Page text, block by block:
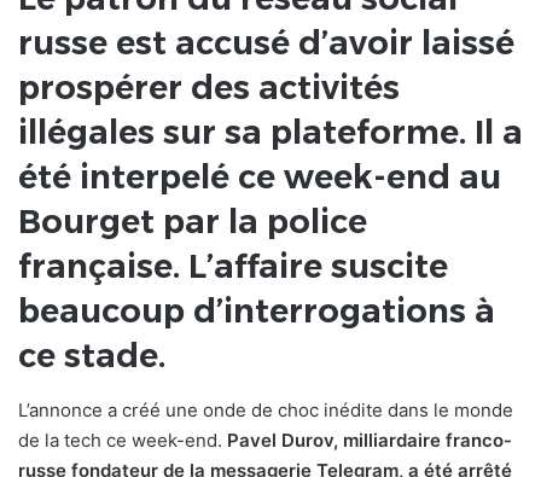
russe est accusé d’avoir laissé
prospérer des activités
illégales sur sa plateforme. Il a
été interpelé ce week-end au
Bourget par la police
française. L’affaire suscite
beaucoup d’interrogations à
ce stade.
L’annonce a créé une onde de choc inédite dans le monde
de la tech ce week-end. Pavel Durov, milliardaire franco-
russe fondateur de la messagerie Telegram, a été arrêté